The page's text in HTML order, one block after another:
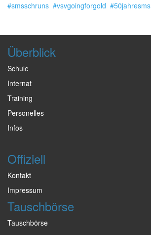
#smsschruns #vsvgoingforgold #50jahresms
Überblick
Schule
Internat
Training
Personelles
Infos
Offiziell
Kontakt
Impressum
Tauschbörse
Tauschbörse